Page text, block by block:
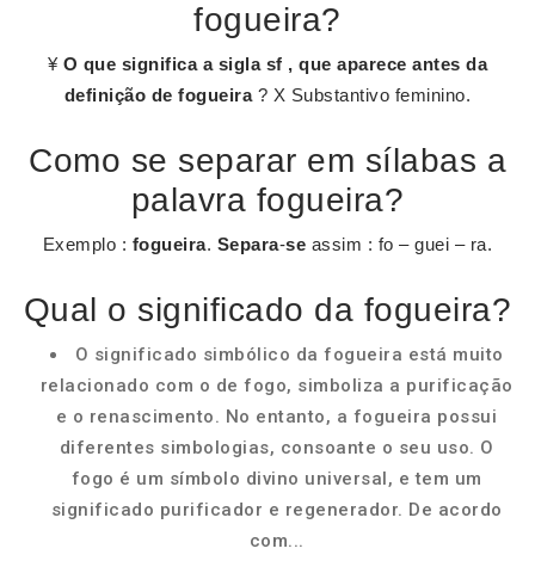
fogueira?
¥ O que significa a sigla sf , que aparece antes da
definição de fogueira? X Substantivo feminino.
Como se separar em sílabas a
palavra fogueira?
Exemplo : fogueira. Separa-se assim : fo – guei – ra.
Qual o significado da fogueira?
O significado simbólico da fogueira está muito
relacionado com o de fogo, simboliza a purificação
e o renascimento. No entanto, a fogueira possui
diferentes simbologias, consoante o seu uso. O
fogo é um símbolo divino universal, e tem um
significado purificador e regenerador. De acordo
com...